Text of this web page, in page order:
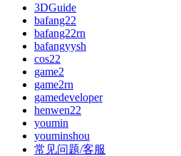
3DGuide
bafang22
bafang22rn
bafangyysh
cos22
game2
game2rn
gamedeveloper
henwen22
youmin
youminshou
常见问题/客服